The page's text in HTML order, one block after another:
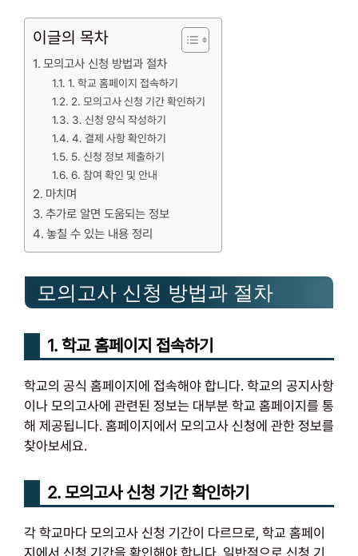
이글의 목차
모의고사 신청 방법과 절차
1. 학교 홈페이지 접속하기
2. 모의고사 신청 기간 확인하기
3. 신청 양식 작성하기
4. 결제 사항 확인하기
5. 신청 정보 제출하기
6. 참여 확인 및 안내
마치며
추가로 알면 도움되는 정보
놓칠 수 있는 내용 정리
모의고사 신청 방법과 절차
1. 학교 홈페이지 접속하기
학교의 공식 홈페이지에 접속해야 합니다. 학교의 공지사항
이나 모의고사에 관련된 정보는 대부분 학교 홈페이지를 통
해 제공됩니다. 홈페이지에서 모의고사 신청에 관한 정보를
찾아보세요.
2. 모의고사 신청 기간 확인하기
각 학교마다 모의고사 신청 기간이 다르므로, 학교 홈페이
지에서 신청 기간을 확인해야 합니다. 일반적으로 신청 기